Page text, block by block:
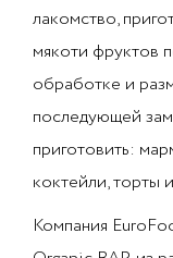
лакомство,
мякоти фруктов
обработке и
последующей
приготовить:
коктейли, торты
Компания